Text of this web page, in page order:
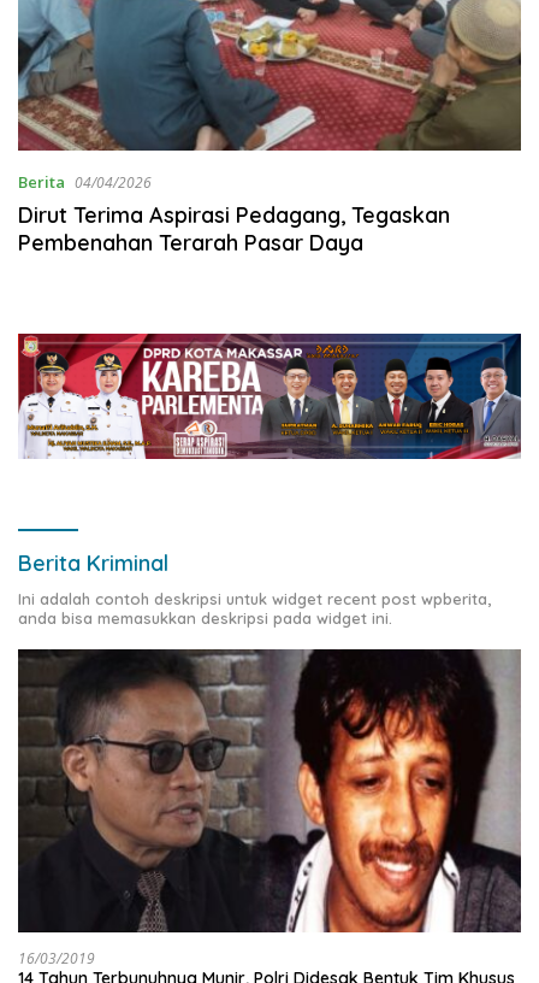
Berita 04/04/2026
Dirut Terima Aspirasi Pedagang, Tegaskan
Pembenahan Terarah Pasar Daya
Berita Kriminal
Ini adalah contoh deskripsi untuk widget recent post wpberita,
anda bisa memasukkan deskripsi pada widget ini.
16/03/2019
14 Tahun Terbunuhnya Munir, Polri Didesak Bentuk Tim Khusus